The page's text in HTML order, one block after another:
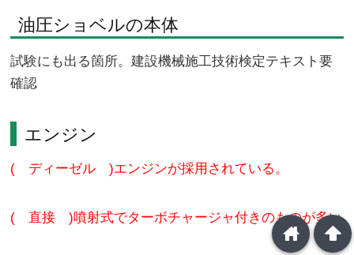
油圧ショベルの本体
試験にも出る箇所。建設機械施工技術検定テキスト要
確認
エンジン
( ディーゼル )エンジンが採用されている。
( 直接 )噴射式でターボチャージャ付きのものが多い
arrowup
home